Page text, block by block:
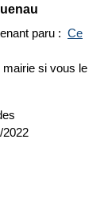
paru : Ce
mairie si vous le
2022